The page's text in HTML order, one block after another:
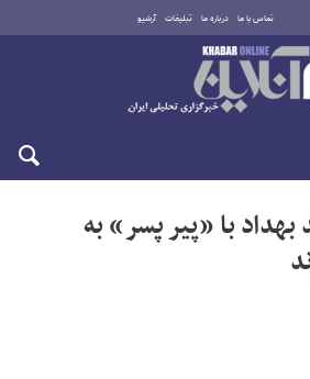
تماس با ما درباره ما تبلیغات آرشیو
با «پیر پسر» به